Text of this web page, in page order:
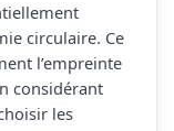
circulaire. Ce
l’empreinte
considérant
les